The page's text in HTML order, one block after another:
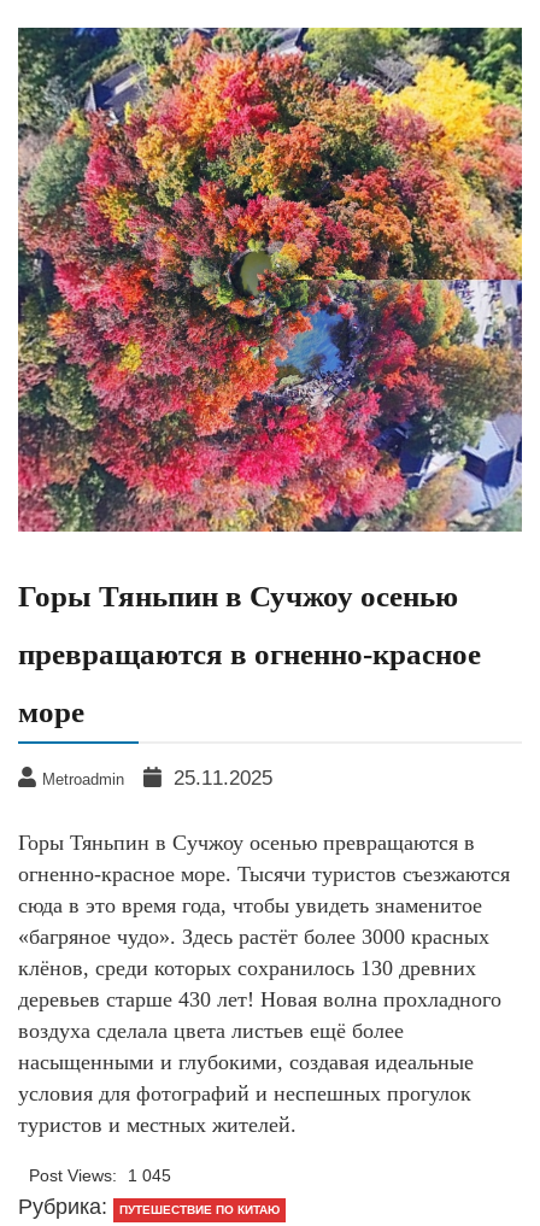
Горы Тяньпин в Сучжоу осенью
превращаются в огненно-красное
море
Metroadmin 25.11.2025
Горы Тяньпин в Сучжоу осенью превращаются в
огненно-красное море. Тысячи туристов съезжаются
сюда в это время года, чтобы увидеть знаменитое
«багряное чудо». Здесь растёт более 3000 красных
клёнов, среди которых сохранилось 130 древних
деревьев старше 430 лет! Новая волна прохладного
воздуха сделала цвета листьев ещё более
насыщенными и глубокими, создавая идеальные
условия для фотографий и неспешных прогулок
туристов и местных жителей.
Post Views: 1 045
Рубрика: ПУТЕШЕСТВИЕ ПО КИТАЮ